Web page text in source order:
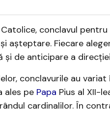
conclavul
așteptare. Fiecare
și de anticipare a
conclavurile au
ales pe Papa Pius al XII-
cardinalilor. În